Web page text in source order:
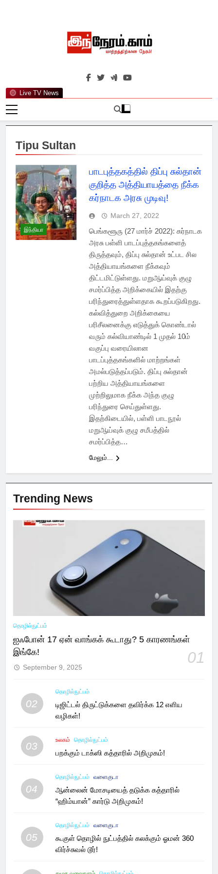
Live TV News
இந்நேரம்.காம்
செய்திகளுக்கு அப்பால்…
Tipu Sultan
இந்தியா
பாடபுத்தகத்தில் திப்பு சுல்தான்
குறித்த அத்தியாயத்தை நீக்க
கர்நாடக அரசு முடிவு!
March 27, 2022
பெங்களூரு (27 மார்ச் 2022): கர்நாடக
அரசு பள்ளி பாடப்புத்தகங்களைத்
திருத்தவும், திப்பு சுல்தான் உட்பட சில
அத்தியாயங்களை நீக்கவும்
திட்டமிட்டுள்ளது. மறுஆய்வுக் குழு
சமர்ப்பித்த அறிக்கையில் இதற்கு
பரிந்துரைத்துள்ளதாக கூறப்படுகிறது.
கல்வித்துறை அறிக்கையை
பரிசீலனைக்கு எடுத்துக் கொண்டால்
வரும் கல்வியாண்டில் 1 முதல் 10ம்
வகுப்பு வரையிலான
பாடப்புத்தகங்களில் மாற்றங்கள்
அமல்படுத்தப்படும். திப்பு சுல்தான்
பற்றிய அத்தியாயங்களை
முற்றிலுமாக நீக்க அந்த குழு
பரிந்துரை செய்துள்ளது.
இதற்கிடையில், பள்ளி பாடநூல்
மறுஆய்வுக் குழு சமீபத்தில்
சமர்ப்பித்த…
மேலும்...
Trending News
தொழில்நுட்பம்
ஐஃபோன் 17 ஏன் வாங்கக் கூடாது? 5 காரணங்கள்
இங்கே!
01
September 9, 2025
02
தொழில்நுட்பம்
டிஜிட்டல் திருட்டுக்களை தவிர்க்க 12 எளிய
வழிகள்!
03
உலகம் தொழில்நுட்பம்
பறக்கும் டாக்ஸி கத்தாரில் அறிமுகம்!
04
தொழில்நுட்பம் வளைகுடா
ஆன்லைன் மோசடியைத் தடுக்க கத்தாரில்
“ஹிம்யான்” கார்டு அறிமுகம்!
05
தொழில்நுட்பம் வளைகுடா
கூகுள் தொழில் நுட்பத்தில் கலக்கும் ஓமன் 360
விர்ச்சுவல் டூர்!